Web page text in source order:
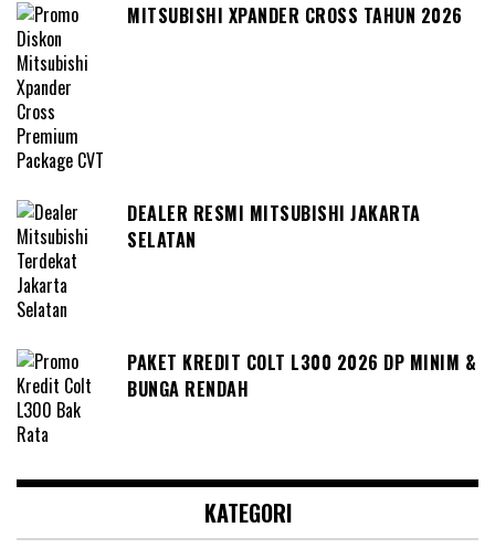
MITSUBISHI XPANDER CROSS TAHUN 2026
DEALER RESMI MITSUBISHI JAKARTA
SELATAN
PAKET KREDIT COLT L300 2026 DP MINIM &
BUNGA RENDAH
KATEGORI